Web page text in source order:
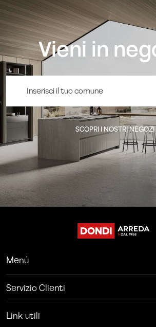
Vieni in
SCOPRI I NOSTRI NEGOZI
Menù
Servizio Clienti
Link utili